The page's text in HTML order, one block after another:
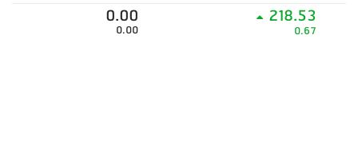
0.00
0.00
218.53
0.67